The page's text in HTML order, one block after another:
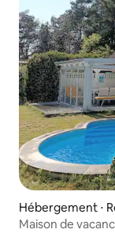
Hébergement ⋅
Maison de